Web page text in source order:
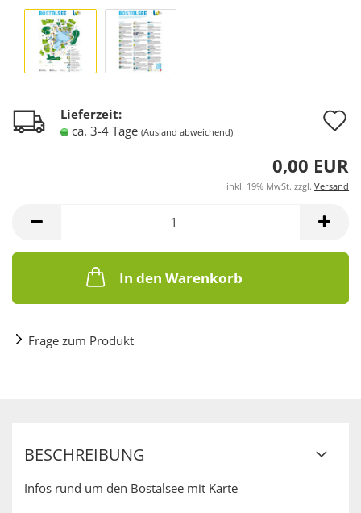
Lieferzeit:
ca. 3-4 Tage (Ausland abweichend)
0,00 EUR
inkl. 19% MwSt. zzgl. Versand
In den Warenkorb
Frage zum Produkt
BESCHREIBUNG
Infos rund um den Bostalsee mit Karte